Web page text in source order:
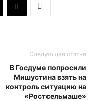
Следующая статья
В Госдуме попросили
Мишустина взять на
контроль ситуацию на
«Ростсельмаше»